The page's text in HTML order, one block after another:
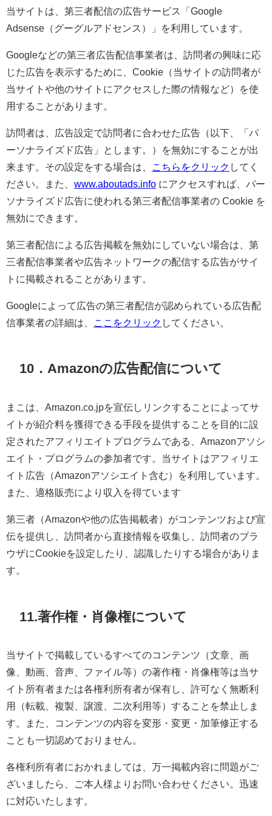
当サイトは、第三者配信の広告サービス「Google
Adsense（グーグルアドセンス）」を利用しています。
Googleなどの第三者広告配信事業者は、訪問者の興味に応
じた広告を表示するために、Cookie（当サイトの訪問者が
当サイトや他のサイトにアクセスした際の情報など）を使
用することがあります。
訪問者は、広告設定で訪問者に合わせた広告（以下、「パ
ーソナライズド広告」とします。）を無効にすることが出
来ます。その設定をする場合は、
こちらをクリック してく
ださい。また、 www.aboutads.info にアクセスすれば、パー
ソナライズド広告に使われる第三者配信事業者の Cookie を
無効にできます。
第三者配信による広告掲載を無効にしていない場合は、第
三者配信事業者や広告ネットワークの配信する広告がサイ
トに掲載されることがあります。
Googleによって広告の第三者配信が認められている広告配
信事業者の詳細は、
ここをクリック してください。
10．Amazonの広告配信について
まこは、Amazon.co.jpを宣伝しリンクすることによってサ
イトが紹介料を獲得できる手段を提供することを目的に設
定されたアフィリエイトプログラムである、Amazonアソシ
エイト・プログラムの参加者です。当サイトはアフィリエ
イト広告（Amazonアソシエイト含む）を利用しています。
また、適格販売により収入を得ています
第三者（Amazonや他の広告掲載者）がコンテンツおよび宣
伝を提供し、訪問者から直接情報を収集し、訪問者のブラ
ウザにCookieを設定したり、認識したりする場合がありま
す。
11.著作権・肖像権について
当サイトで掲載しているすべてのコンテンツ（文章、画
像、動画、音声、ファイル等）の著作権・肖像権等は当サ
イト所有者または各権利所有者が保有し、許可なく無断利
用（転載、複製、譲渡、二次利用等）することを禁止しま
す。また、コンテンツの内容を変形・変更・加筆修正する
ことも一切認めておりません。
各権利所有者におかれましては、万一掲載内容に問題がご
ざいましたら、ご本人様よりお問い合わせください。迅速
に対応いたします。